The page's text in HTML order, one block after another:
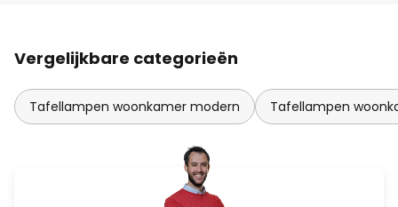
Vergelijkbare categorieën
Tafellampen woonkamer modern Tafellampen